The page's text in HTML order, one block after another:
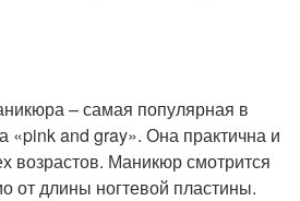
– самая популярная в
«pink and gray». Она практична и
возрастов. Маникюр смотрится
от длины ногтевой пластины.